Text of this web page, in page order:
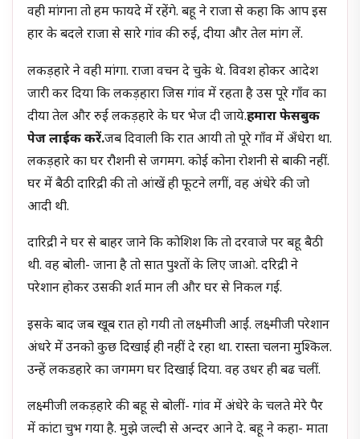
वही मांगना तो हम फायदे में रहेंगे. बहू ने राजा से कहा कि आप इस
हार के बदले राजा से सारे गांव की रुई, दीया और तेल मांग लें.
लकड़हारे ने वही मांगा. राजा वचन दे चुके थे. विवश होकर आदेश
जारी कर दिया कि लकड़हारा जिस गांव में रहता है उस पूरे गाँव का
दीया तेल और रुई लकड़हारे के घर भेज दी जाये.हमारा फेसबुक
पेज लाईक करें.जब दिवाली कि रात आयी तो पूरे गाँव में अँधेरा था.
लकड़हारे का घर रौशनी से जगमग. कोई कोना रोशनी से बाकी नहीं.
घर में बैठी दारिद्री की तो आंखें ही फूटने लगीं, वह अंधेरे की जो
आदी थी.
दारिद्री ने घर से बाहर जाने कि कोशिश कि तो दरवाजे पर बहू बैठी
थी. वह बोली- जाना है तो सात पुश्तों के लिए जाओ. दरिद्री ने
परेशान होकर उसकी शर्त मान ली और घर से निकल गई.
इसके बाद जब खूब रात हो गयी तो लक्ष्मीजी आईं. लक्ष्मीजी परेशान
अंधरे में उनको कुछ दिखाई ही नहीं दे रहा था. रास्ता चलना मुश्किल.
उन्हें लकडहारे का जगमग घर दिखाई दिया. वह उधर ही बढ चलीं.
लक्ष्मीजी लकड़हारे की बहू से बोलीं- गांव में अंधेरे के चलते मेरे पैर
में कांटा चुभ गया है. मुझे जल्दी से अन्दर आने दे. बहू ने कहा- माता